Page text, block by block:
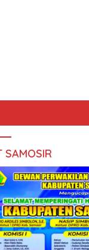
SAMOSIR